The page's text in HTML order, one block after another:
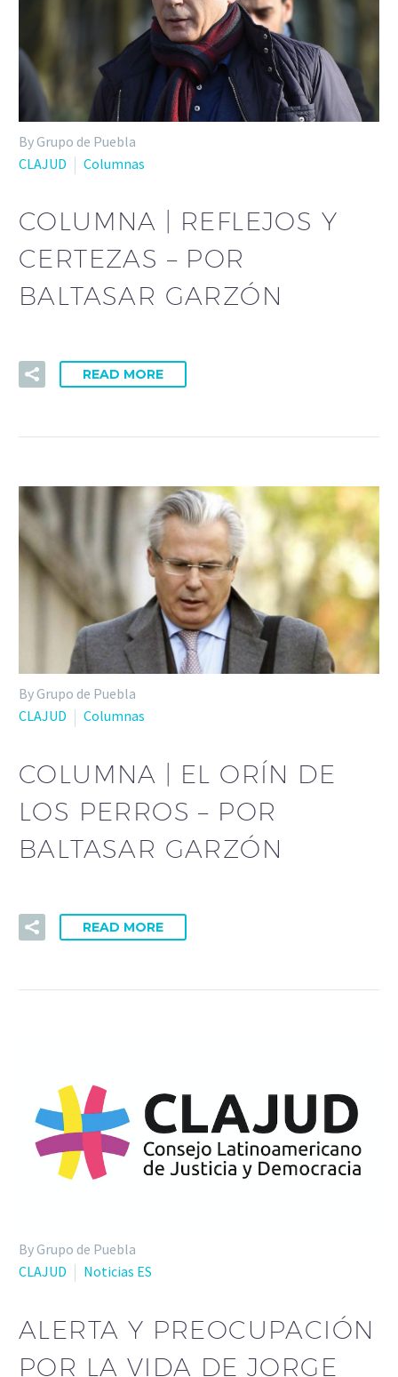
By Grupo de Puebla
CLAJUD
Columnas
COLUMNA | REFLEJOS Y
CERTEZAS – POR
BALTASAR GARZÓN
READ MORE
By Grupo de Puebla
CLAJUD
Columnas
COLUMNA | EL ORÍN DE
LOS PERROS – POR
BALTASAR GARZÓN
READ MORE
By Grupo de Puebla
CLAJUD
Noticias ES
ALERTA Y PREOCUPACIÓN
POR LA VIDA DE JORGE